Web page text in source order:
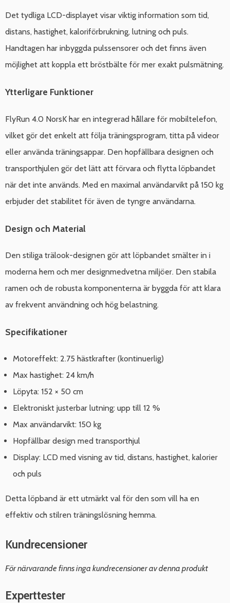
Det tydliga LCD-displayet visar viktig information som tid,
distans, hastighet, kaloriförbrukning, lutning och puls.
Handtagen har inbyggda pulssensorer och det finns även
möjlighet att koppla ett bröstbälte för mer exakt pulsmätning.
Ytterligare Funktioner
FlyRun 4.0 NorsK har en integrerad hållare för mobiltelefon,
vilket gör det enkelt att följa träningsprogram, titta på videor
eller använda träningsappar. Den hopfällbara designen och
transporthjulen gör det lätt att förvara och flytta löpbandet
när det inte används. Med en maximal användarvikt på 150 kg
erbjuder det stabilitet för även de tyngre användarna.
Design och Material
Den stiliga trälook-designen gör att löpbandet smälter in i
moderna hem och mer designmedvetna miljöer. Den stabila
ramen och de robusta komponenterna är byggda för att klara
av frekvent användning och hög belastning.
Specifikationer
Motoreffekt: 2.75 hästkrafter (kontinuerlig)
Max hastighet: 24 km/h
Löpyta: 152 × 50 cm
Elektroniskt justerbar lutning: upp till 12 %
Max användarvikt: 150 kg
Hopfällbar design med transporthjul
Display: LCD med visning av tid, distans, hastighet, kalorier
och puls
Detta löpband är ett utmärkt val för den som vill ha en
effektiv och stilren träningslösning hemma.
Kundrecensioner
För närvarande finns inga kundrecensioner av denna produkt
Experttester